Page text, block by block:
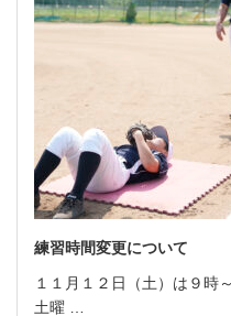
練習時間変更について
１１月１２日（土）は９時
土曜 …